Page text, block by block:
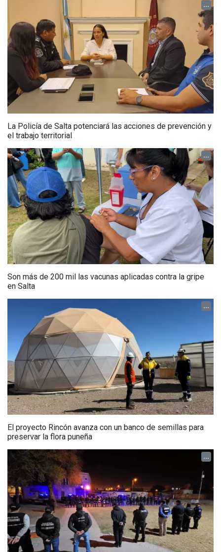
...
La Policía de Salta potenciará las acciones de prevención y
el trabajo territorial
...
Son más de 200 mil las vacunas aplicadas contra la gripe
en Salta
...
El proyecto Rincón avanza con un banco de semillas para
preservar la flora puneña
...